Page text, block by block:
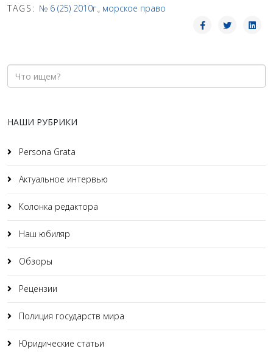
TAGS: № 6 (25) 2010г., морское право
НАШИ РУБРИКИ
Persona Grata
Актуальное интервью
Колонка редактора
Наш юбиляр
Обзоры
Рецензии
Полиция государств мира
Юридические статьи